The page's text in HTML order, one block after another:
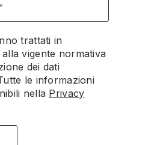
trattati in
vigente normativa
dei dati
le informazioni
nella Privacy